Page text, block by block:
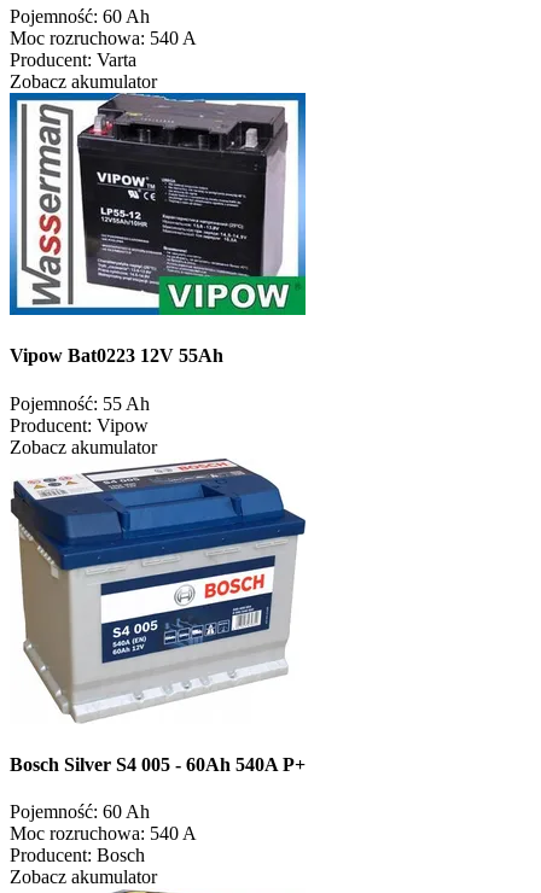
Pojemność: 60 Ah
Moc rozruchowa: 540 A
Producent: Varta
Zobacz akumulator
Vipow Bat0223 12V 55Ah
Pojemność: 55 Ah
Producent: Vipow
Zobacz akumulator
Bosch Silver S4 005 - 60Ah 540A P+
Pojemność: 60 Ah
Moc rozruchowa: 540 A
Producent: Bosch
Zobacz akumulator